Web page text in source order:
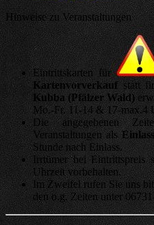
Hinweise zu Veranstaltungen
Eintrittskarten für
Kartenvorverkaufstatt
Kubba (Pfälzer Wald)
Mo.-Fr. 11-14 & 17-max.4
Die angegebenen
Veranstaltungen als
Stunde nach Einlass.
Irrtümer bei Eintrittspreis
Uhrzeit vorbehalten.
Im Zweifel rufen Sie uns
den o.g. Zeiten unter